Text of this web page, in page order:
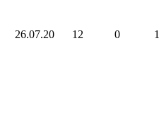
26.07.20 12 0 1